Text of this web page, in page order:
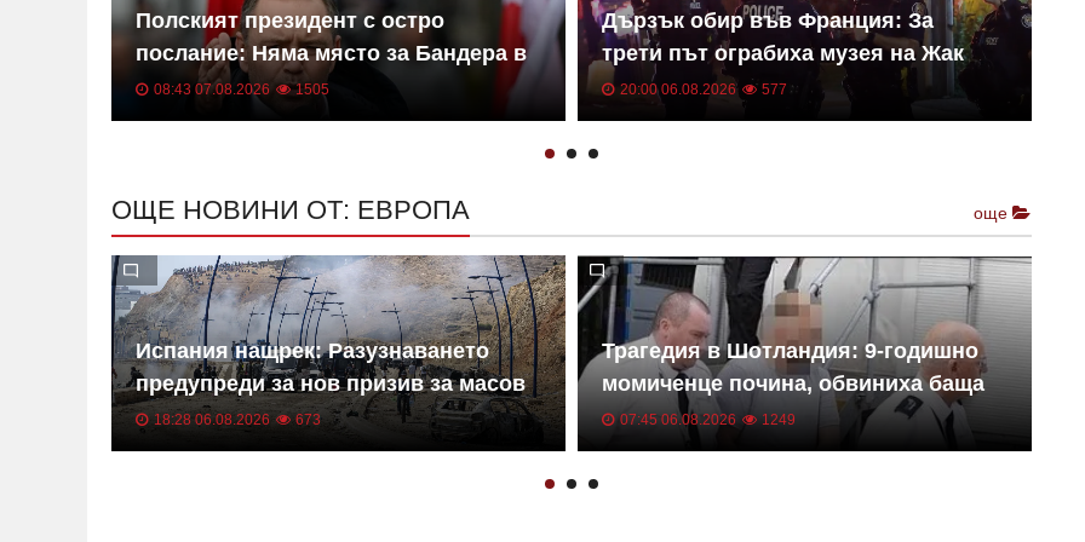
Полският президент с остро
послание: Няма място за Бандера в
Полша
08:43 07.08.2026 1505
Дързък обир във Франция: За
трети път ограбиха музея на Жак
Ширак
20:00 06.08.2026 577
ОЩЕ НОВИНИ ОТ: ЕВРОПА още
Испания нащрек: Разузнаването
предупреди за нов призив за масов
щурм на Сеута
18:28 06.08.2026 673
Трагедия в Шотландия: 9-годишно
момиченце почина, обвиниха баща
ѝ 07:45 06.08.2026 1249